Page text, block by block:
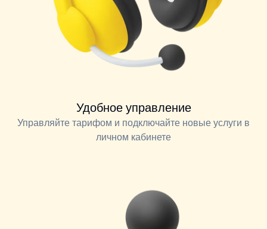
Удобное управление
Управляйте тарифом и подключайте новые услуги в
личном кабинете